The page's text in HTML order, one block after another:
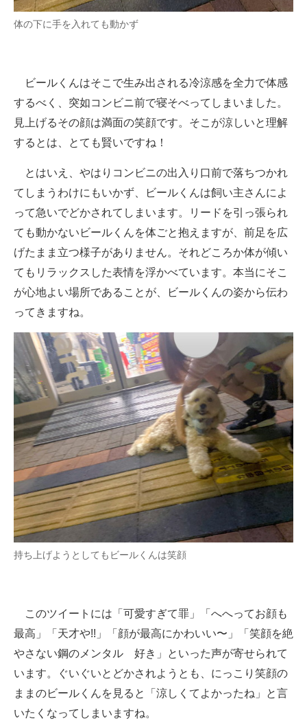
体の下に手を入れても動かず
ビールくんはそこで生み出される冷涼感を全力で体感
するべく、突如コンビニ前で寝そべってしまいました。
見上げるその顔は満面の笑顔です。そこが涼しいと理解
するとは、とても賢いですね！
とはいえ、やはりコンビニの出入り口前で落ちつかれ
てしまうわけにもいかず、ビールくんは飼い主さんによ
って急いでどかされてしまいます。リードを引っ張られ
ても動かないビールくんを体ごと抱えますが、前足を広
げたまま立つ様子がありません。それどころか体が傾い
てもリラックスした表情を浮かべています。本当にそこ
が心地よい場所であることが、ビールくんの姿から伝わ
ってきますね。
持ち上げようとしてもビールくんは笑顔
このツイートには「可愛すぎて罪」「へへってお顔も
最高」「天才や!!」「顔が最高にかわいい〜」「笑顔を絶
やさない鋼のメンタル 好き」といった声が寄せられて
います。ぐいぐいとどかされようとも、にっこり笑顔の
ままのビールくんを見ると「涼しくてよかったね」と言
いたくなってしまいますね。